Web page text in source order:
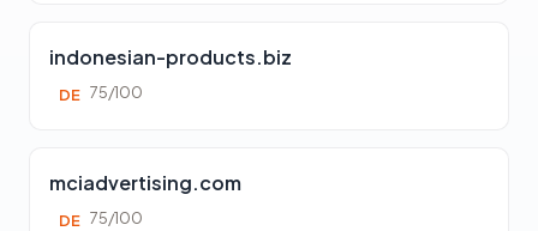
indonesian-products.biz
DE 75/100
mciadvertising.com
DE 75/100